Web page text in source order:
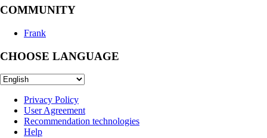
COMMUNITY
Frank
CHOOSE LANGUAGE
Privacy Policy
User Agreement
Recommendation technologies
Help